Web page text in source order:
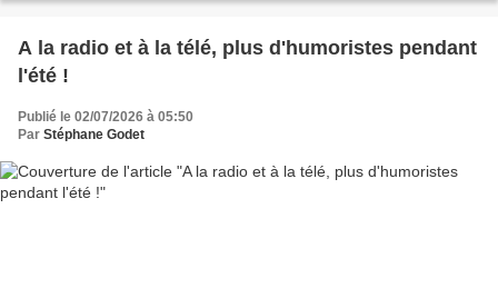
A la radio et à la télé, plus d'humoristes pendant
l'été !
Publié le 02/07/2026 à 05:50
Par Stéphane Godet